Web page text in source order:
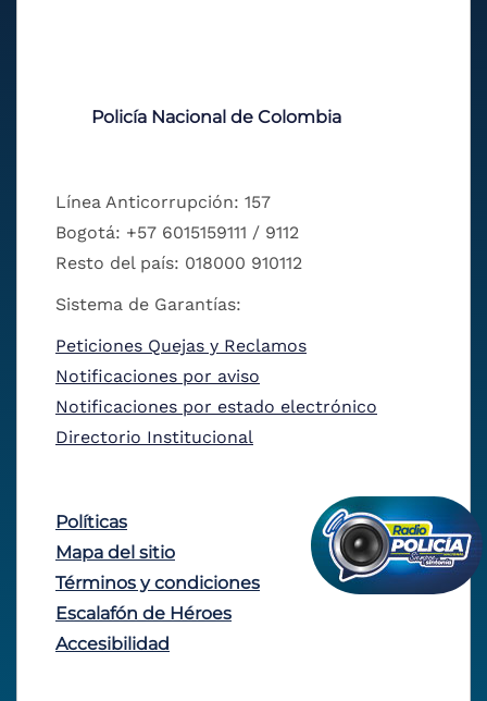
Policía Nacional de Colombia
Línea Anticorrupción: 157
Bogotá: +57 6015159111 / 9112
Resto del país: 018000 910112
Sistema de Garantías:
Peticiones Quejas y Reclamos
Notificaciones por aviso
Notificaciones por estado electrónico
Directorio Institucional
Políticas
Mapa del sitio
Términos y condiciones
Escalafón de Héroes
Accesibilidad